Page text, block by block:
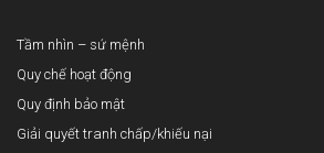
Tầm nhìn – sứ mệnh
Quy chế hoạt động
Quy định bảo mật
Giải quyết tranh chấp/khiếu nại